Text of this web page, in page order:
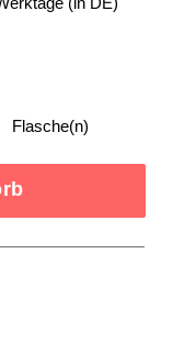
Flasche(n)